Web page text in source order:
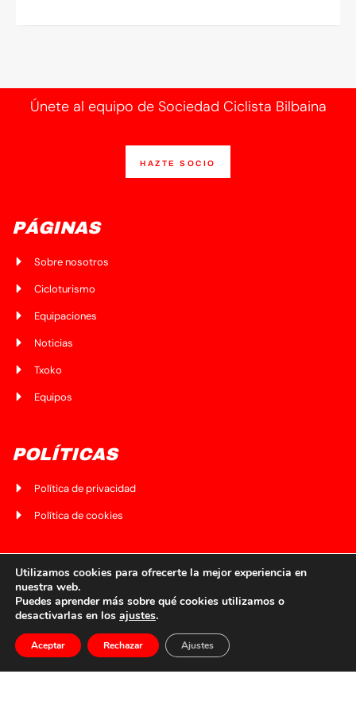
Únete al equipo de Sociedad Ciclista Bilbaina
HAZTE SOCIO
PÁGINAS
Sobre nosotros
Cicloturismo
Equipaciones
Noticias
Txoko
Equipos
POLÍTICAS
Política de privacidad
Política de cookies
CONTÁCTANOS
Av. del Ferrocarril 5, bajo lonja, 48010
scbilbaina@gmail.com
688 71 06 76
Utilizamos cookies para ofrecerte la mejor experiencia en
nuestra web.
Puedes aprender más sobre qué cookies utilizamos o
desactivarlas en los ajustes.
Aceptar Rechazar Ajustes